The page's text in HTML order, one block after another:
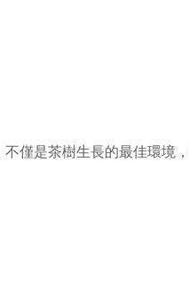
不僅是茶樹生長的最佳環境，